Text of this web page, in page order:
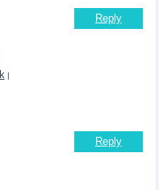
Reply
|
Reply